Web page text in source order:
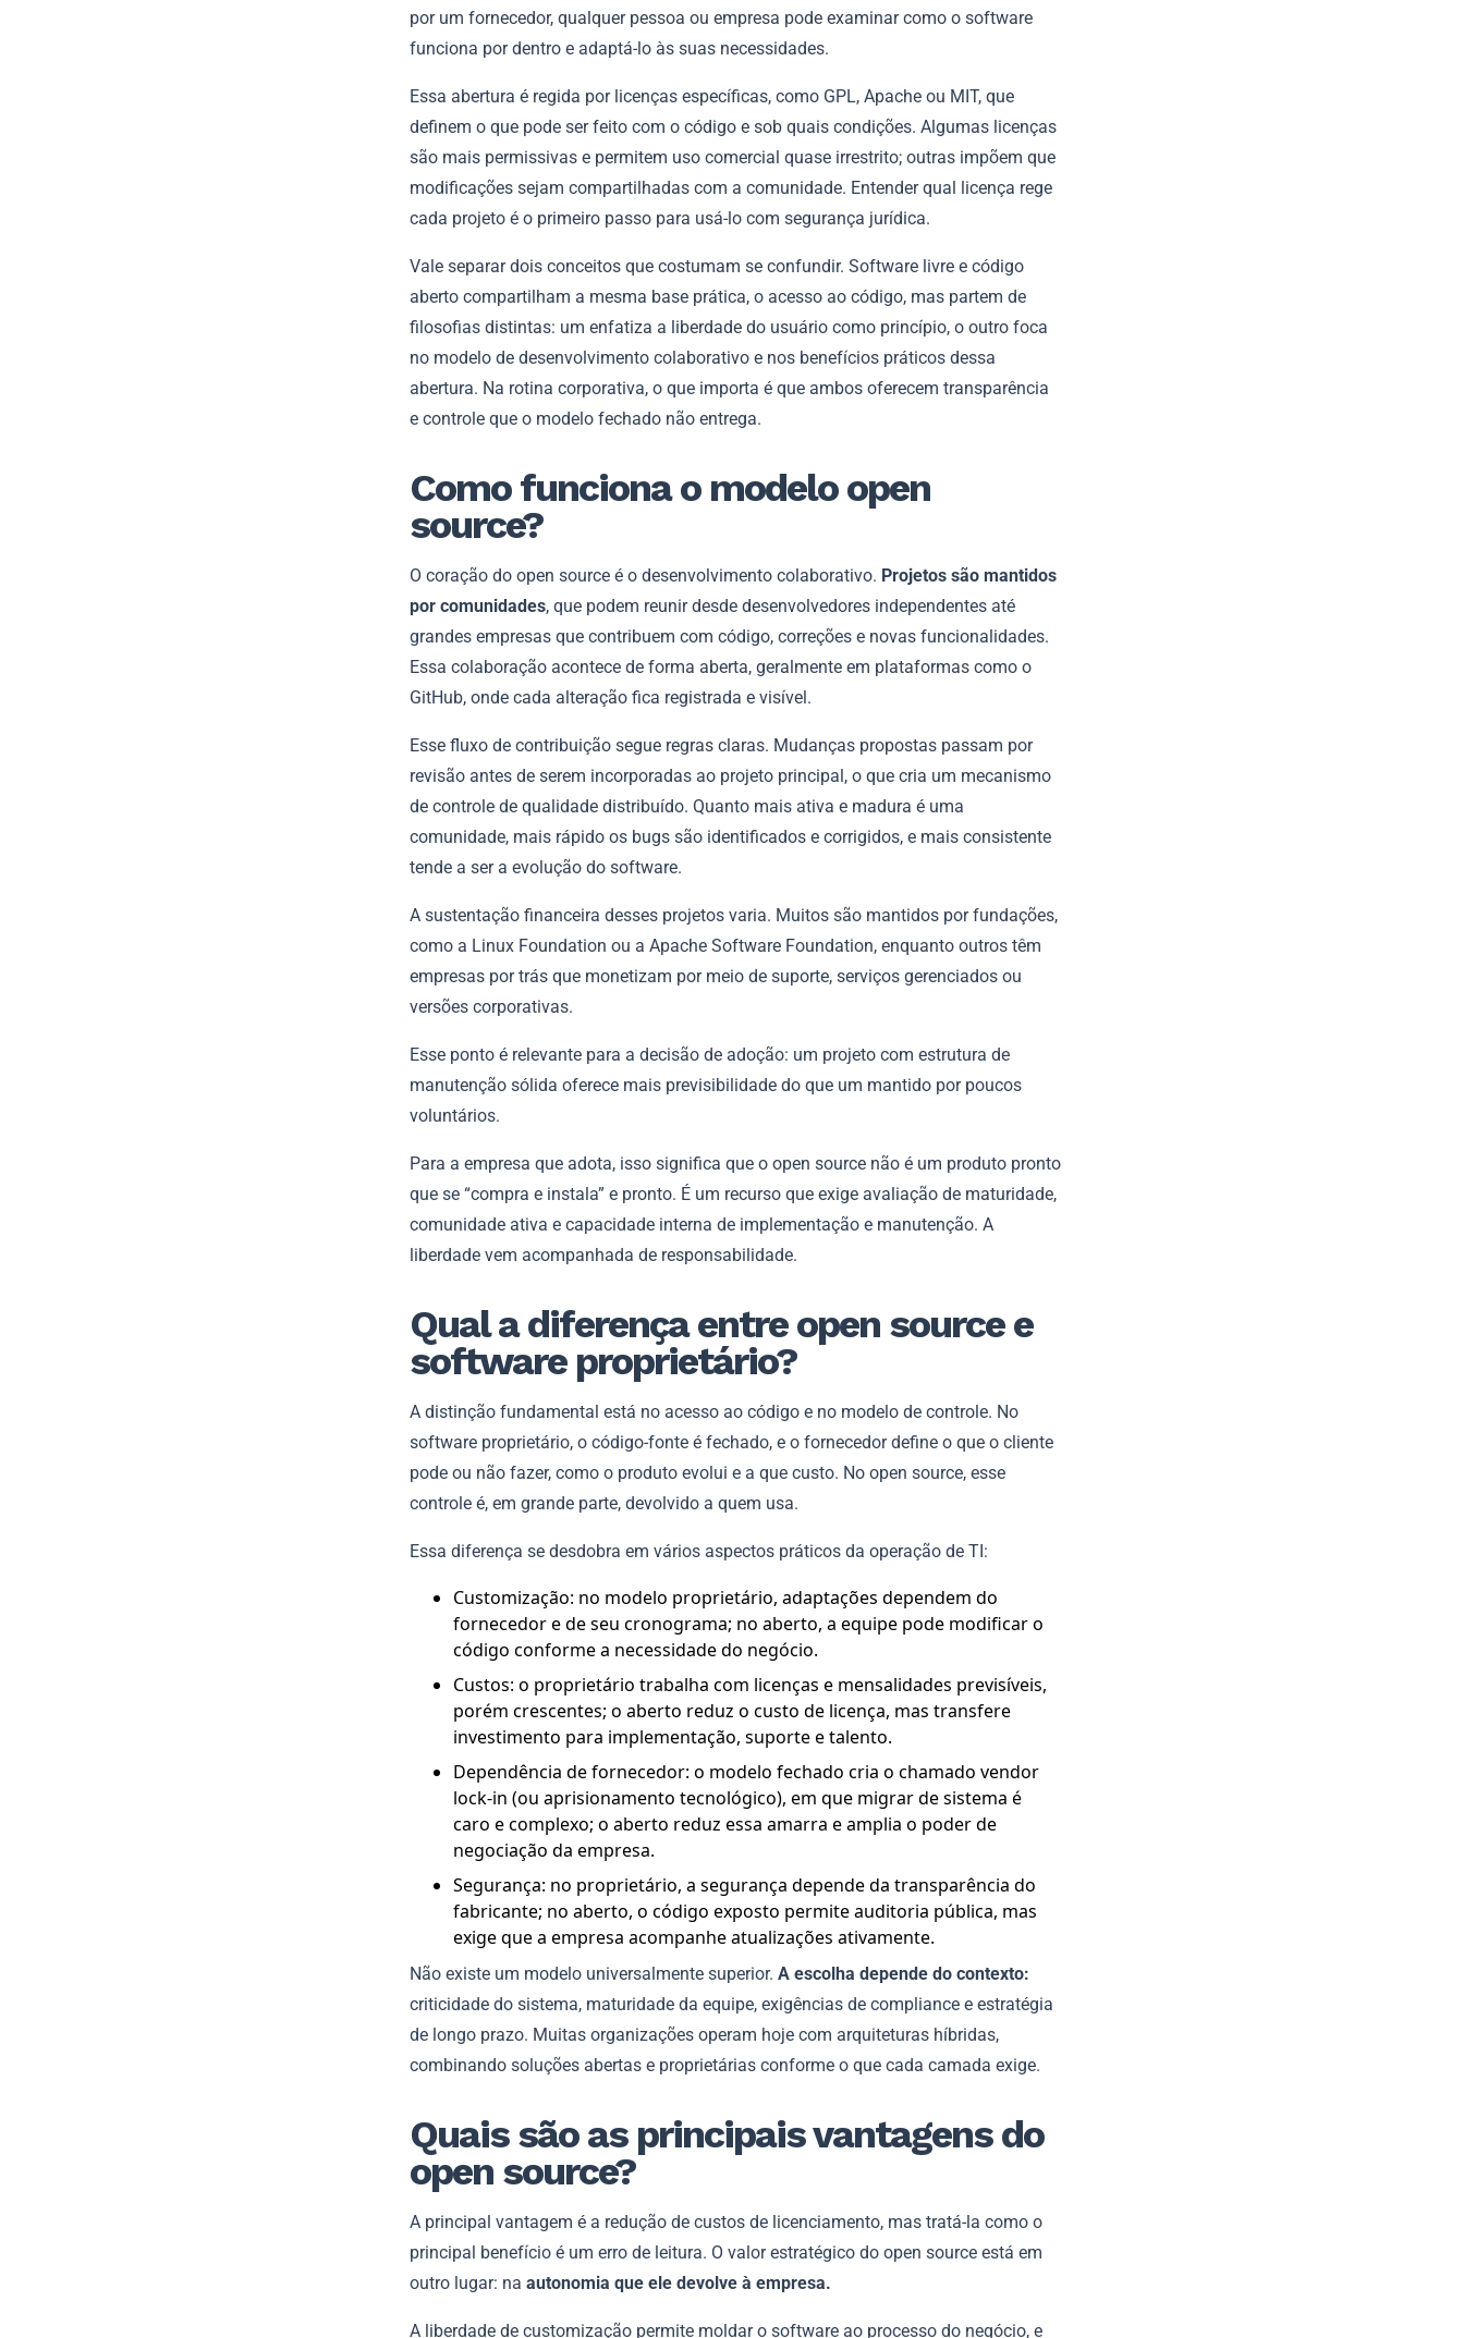
por um fornecedor, qualquer pessoa ou empresa pode examinar como o software
funciona por dentro e adaptá-lo às suas necessidades.
Essa abertura é regida por licenças específicas, como GPL, Apache ou MIT, que
definem o que pode ser feito com o código e sob quais condições. Algumas licenças
são mais permissivas e permitem uso comercial quase irrestrito; outras impõem que
modificações sejam compartilhadas com a comunidade. Entender qual licença rege
cada projeto é o primeiro passo para usá-lo com segurança jurídica.
Vale separar dois conceitos que costumam se confundir. Software livre e código
aberto compartilham a mesma base prática, o acesso ao código, mas partem de
filosofias distintas: um enfatiza a liberdade do usuário como princípio, o outro foca
no modelo de desenvolvimento colaborativo e nos benefícios práticos dessa
abertura. Na rotina corporativa, o que importa é que ambos oferecem transparência
e controle que o modelo fechado não entrega.
Como funciona o modelo open
source?
O coração do open source é o desenvolvimento colaborativo. Projetos são mantidos
por comunidades, que podem reunir desde desenvolvedores independentes até
grandes empresas que contribuem com código, correções e novas funcionalidades.
Essa colaboração acontece de forma aberta, geralmente em plataformas como o
GitHub, onde cada alteração fica registrada e visível.
Esse fluxo de contribuição segue regras claras. Mudanças propostas passam por
revisão antes de serem incorporadas ao projeto principal, o que cria um mecanismo
de controle de qualidade distribuído. Quanto mais ativa e madura é uma
comunidade, mais rápido os bugs são identificados e corrigidos, e mais consistente
tende a ser a evolução do software.
A sustentação financeira desses projetos varia. Muitos são mantidos por fundações,
como a Linux Foundation ou a Apache Software Foundation, enquanto outros têm
empresas por trás que monetizam por meio de suporte, serviços gerenciados ou
versões corporativas.
Esse ponto é relevante para a decisão de adoção: um projeto com estrutura de
manutenção sólida oferece mais previsibilidade do que um mantido por poucos
voluntários.
Para a empresa que adota, isso significa que o open source não é um produto pronto
que se “compra e instala” e pronto. É um recurso que exige avaliação de maturidade,
comunidade ativa e capacidade interna de implementação e manutenção. A
liberdade vem acompanhada de responsabilidade.
Qual a diferença entre open source e
software proprietário?
A distinção fundamental está no acesso ao código e no modelo de controle. No
software proprietário, o código-fonte é fechado, e o fornecedor define o que o cliente
pode ou não fazer, como o produto evolui e a que custo. No open source, esse
controle é, em grande parte, devolvido a quem usa.
Essa diferença se desdobra em vários aspectos práticos da operação de TI:
Customização: no modelo proprietário, adaptações dependem do
fornecedor e de seu cronograma; no aberto, a equipe pode modificar o
código conforme a necessidade do negócio.
Custos: o proprietário trabalha com licenças e mensalidades previsíveis,
porém crescentes; o aberto reduz o custo de licença, mas transfere
investimento para implementação, suporte e talento.
Dependência de fornecedor: o modelo fechado cria o chamado vendor
lock-in (ou aprisionamento tecnológico), em que migrar de sistema é
caro e complexo; o aberto reduz essa amarra e amplia o poder de
negociação da empresa.
Segurança: no proprietário, a segurança depende da transparência do
fabricante; no aberto, o código exposto permite auditoria pública, mas
exige que a empresa acompanhe atualizações ativamente.
Não existe um modelo universalmente superior. A escolha depende do contexto:
criticidade do sistema, maturidade da equipe, exigências de compliance e estratégia
de longo prazo. Muitas organizações operam hoje com arquiteturas híbridas,
combinando soluções abertas e proprietárias conforme o que cada camada exige.
Quais são as principais vantagens do
open source?
A principal vantagem é a redução de custos de licenciamento, mas tratá-la como o
principal benefício é um erro de leitura. O valor estratégico do open source está em
outro lugar: na autonomia que ele devolve à empresa.
A liberdade de customização permite moldar o software ao processo do negócio, e